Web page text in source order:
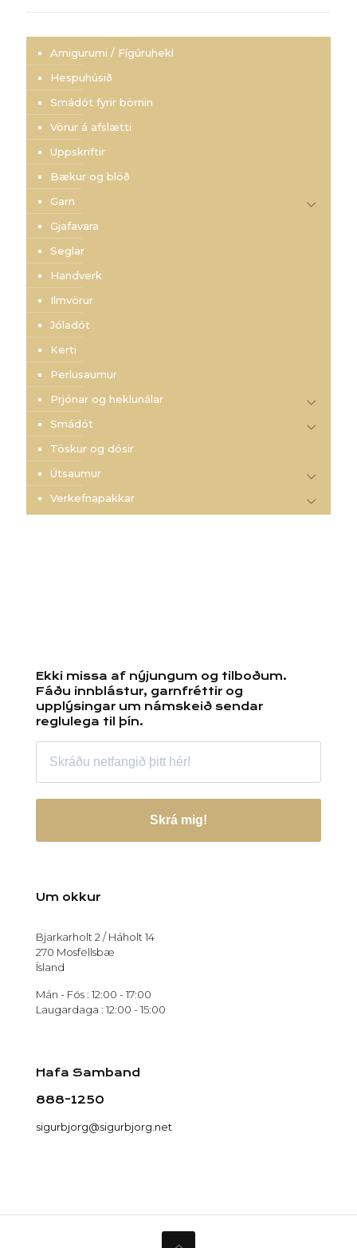
Amigurumi / Fígúruhekl
Hespuhúsið
Smádót fyrir börnin
Vörur á afslætti
Uppskriftir
Bækur og blöð
Garn
Gjafavara
Seglar
Handverk
Ilmvörur
Jóladót
Kerti
Perlusaumur
Prjónar og heklunálar
Smádót
Töskur og dósir
Útsaumur
Verkefnapakkar
Ekki missa af nýjungum og tilboðum.
Fáðu innblástur, garnfréttir og
upplýsingar um námskeið sendar
reglulega til þín.
Skrá mig!
Um okkur
Bjarkarholt 2 / Háholt 14
270 Mosfellsbæ
Ísland
Mán - Fös : 12:00 - 17:00
Laugardaga : 12:00 - 15:00
Hafa Samband
888-1250
sigurbjorg@sigurbjorg.net